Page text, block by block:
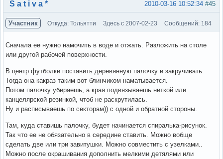
Вне форума #45
2010-03-16 10:52:34
S a t i v a *
Участник Откуда: Тольятти Здесь с 2007-02-23 Сообщений: 184
Сначала ее нужно намочить в воде и отжать. Разложить на столе
или другой рабочей поверхности.
В центр футболки поставить деревянную палочку и закручивать.
Тогда она какраз таким вот блинчиком наматывается.
Потом палочку убираешь, а края подвязываешь ниткой или
канцелярской резинкой, чтоб не раскрутилась.
Ну и расписываешь по секторам)) с одной и обратной стороны.
Там, куда ставишь палочку, будет начинается спиралька-рисунок.
Так что ее не обязательно в середине ставить. Можно вобще
сделать две или три завитушки. Можно совместить с узелками..
Можно после окрашивания дополнить мелкими детялями или